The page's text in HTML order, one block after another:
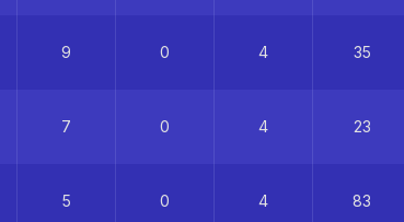
9 0 4 35
7 0 4 23
5 0 4 83